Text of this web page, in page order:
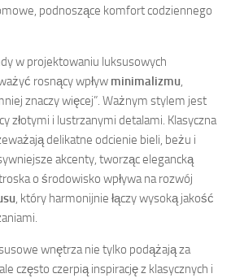
podnoszące komfort codziennego
w projektowaniu luksusowych
rosnący wpływ minimalizmu,
znaczy więcej”. Ważnym stylem jest
złotymi i lustrzanymi detalami. Klasyczna
delikatne odcienie bieli, beżu i
akcenty, tworząc elegancką
o środowisko wpływa na rozwój
, który harmonijnie łączy wysoką jakość
wnętrza nie tylko podążają za
często czerpią inspirację z klasycznych i